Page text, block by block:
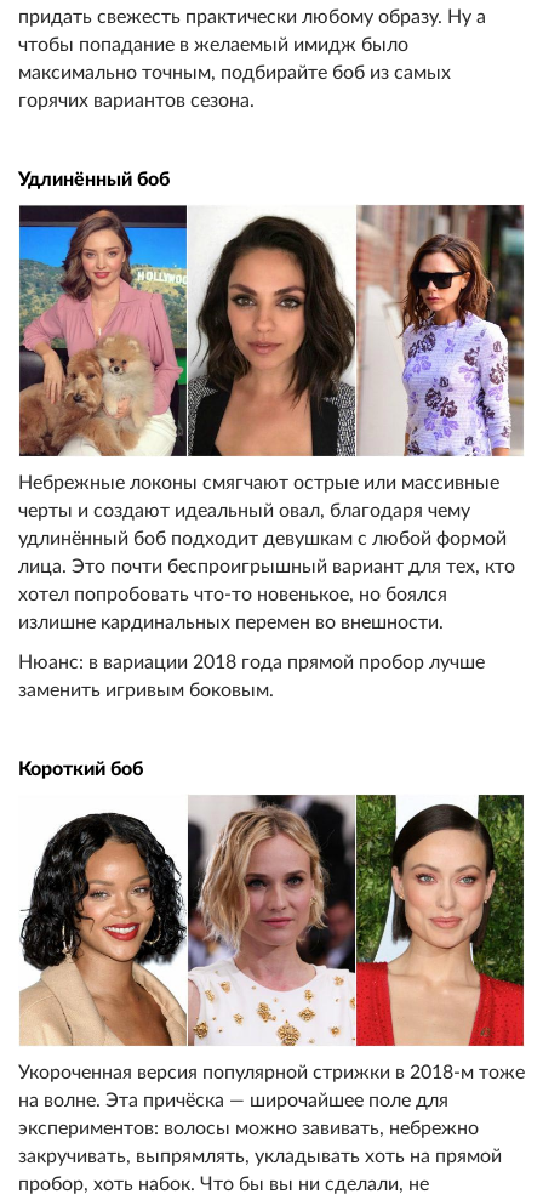
придать свежесть практически любому образу. Ну а
чтобы попадание в желаемый имидж было
максимально точным, подбирайте боб из самых
горячих вариантов сезона.
Удлинённый боб
Небрежные локоны смягчают острые или массивные
черты и создают идеальный овал, благодаря чему
удлинённый боб подходит девушкам с любой формой
лица. Это почти беспроигрышный вариант для тех, кто
хотел попробовать что-то новенькое, но боялся
излишне кардинальных перемен во внешности.
Нюанс: в вариации 2018 года прямой пробор лучше
заменить игривым боковым.
Короткий боб
Укороченная версия популярной стрижки в 2018-м тоже
на волне. Эта причёска — широчайшее поле для
экспериментов: волосы можно завивать, небрежно
закручивать, выпрямлять, укладывать хоть на прямой
пробор, хоть набок. Что бы вы ни сделали, не